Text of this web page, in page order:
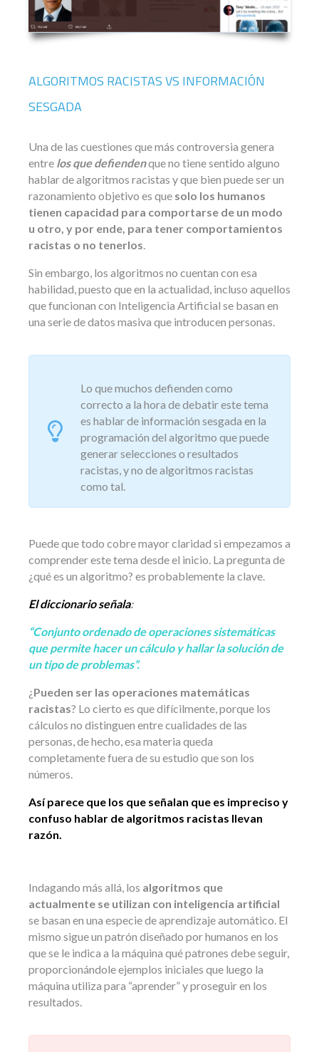
ALGORITMOS RACISTAS VS INFORMACIÓN
SESGADA
Una de las cuestiones que más controversia genera
entre los que defiendenque no tiene sentido alguno
hablar dealgoritmos racistas y que bien puede ser un
razonamiento objetivo es que solo los humanos
tienen capacidad para comportarse de un modo
u otro, y por ende, para tener comportamientos
racistas o no tenerlos.
Sin embargo, los algoritmos no cuentan con esa
habilidad, puesto que en la actualidad, incluso aquellos
que funcionan con Inteligencia Artificial se basan en
una serie de datos masiva que introducen personas.
Lo que muchos defienden como
correcto a la hora de debatir este tema
es hablar de información sesgada en la
programación del algoritmo que puede
generar selecciones o resultados
racistas, y no de algoritmos racistas
como tal.
Puede que todo cobre mayor claridad si empezamos a
comprender este tema desde el inicio. La pregunta de
¿qué es un algoritmo? es probablemente la clave.
El diccionario señala:
“Conjunto ordenado de operaciones sistemáticas
que permite hacer un cálculo y hallar la solución de
un tipo de problemas”.
¿Pueden ser las operaciones matemáticas
racistas? Lo cierto es que difícilmente, porque los
cálculos no distinguen entre cualidades de las
personas, de hecho, esa materia queda
completamente fuera de su estudio que son los
números.
Así parece que los que señalan que es impreciso y
confuso hablar de algoritmos racistas llevan
razón.
Indagando más allá, los algoritmos que
actualmente se utilizan con inteligencia artificial
se basan en una especie de aprendizaje automático. El
mismo sigue un patrón diseñado por humanos en los
que se le indica a la máquina qué patrones debe seguir,
proporcionándole ejemplos iniciales que luego la
máquina utiliza para “aprender” y proseguir en los
resultados.